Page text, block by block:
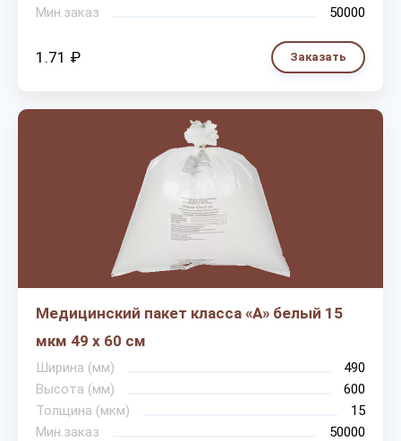
Мин.заказ
50000
1.71 ₽ Заказать
Медицинский пакет класса «А» белый 15
мкм 49 х 60 см
Ширина (мм)
490
Высота (мм)
600
Толщина (мкм)
15
Мин.заказ
50000